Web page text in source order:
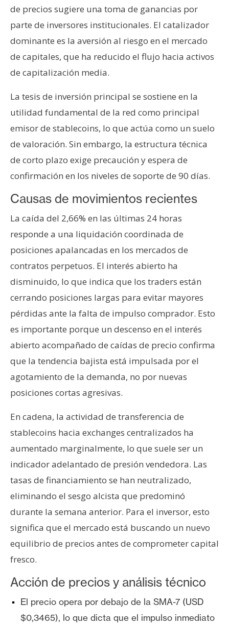
R
e
c
r
o
s
o
n
a
c
o
y
P
u
b
i
c
i
d
d
de precios sugiere una toma de ganancias por
parte de inversores institucionales. El catalizador
dominante es la aversión al riesgo en el mercado
de capitales, que ha reducido el flujo hacia activos
de capitalización media.
La tesis de inversión principal se sostiene en la
utilidad fundamental de la red como principal
emisor de stablecoins, lo que actúa como un suelo
de valoración. Sin embargo, la estructura técnica
de corto plazo exige precaución y espera de
confirmación en los niveles de soporte de 90 días.
Causas de movimientos recientes
La caída del 2,66% en las últimas 24 horas
responde a una liquidación coordinada de
posiciones apalancadas en los mercados de
contratos perpetuos. El interés abierto ha
disminuido, lo que indica que los traders están
cerrando posiciones largas para evitar mayores
pérdidas ante la falta de impulso comprador. Esto
es importante porque un descenso en el interés
abierto acompañado de caídas de precio confirma
que la tendencia bajista está impulsada por el
agotamiento de la demanda, no por nuevas
posiciones cortas agresivas.
En cadena, la actividad de transferencia de
stablecoins hacia exchanges centralizados ha
aumentado marginalmente, lo que suele ser un
indicador adelantado de presión vendedora. Las
tasas de financiamiento se han neutralizado,
eliminando el sesgo alcista que predominó
durante la semana anterior. Para el inversor, esto
significa que el mercado está buscando un nuevo
equilibrio de precios antes de comprometer capital
fresco.
Acción de precios y análisis técnico
El precio opera por debajo de la SMA-7 (USD
$0,3465), lo que dicta que el impulso inmediato